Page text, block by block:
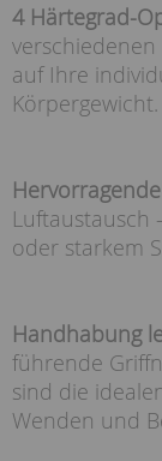
4 Härtegrad-
auf Ihre
Körpergewicht.
Luftaustausch
oder starkem
Handhabung
führende
sind die
Wenden und